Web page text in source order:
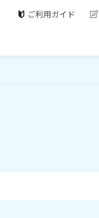
ご利用ガイド